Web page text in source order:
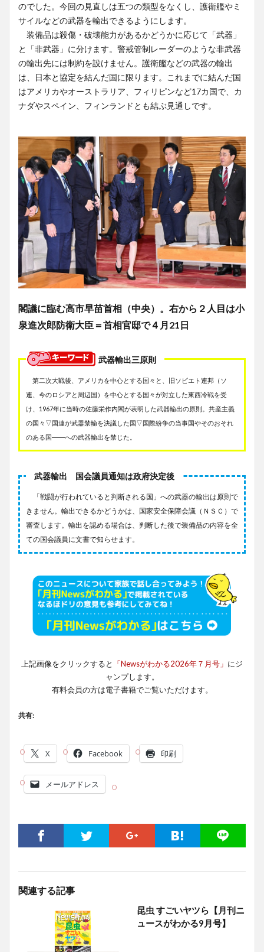
のでした。今回の見直しは五つの類型をなくし、護衛艦やミ
サイルなどの武器を輸出できるようにします。
装備品は殺傷・破壊能力があるかどうかに応じて「武器」
と「非武器」に分けます。警戒管制レーダーのような非武器
の輸出先には制約を設けません。護衛艦などの武器の輸出
は、日本と協定を結んだ国に限ります。これまでに結んだ国
はアメリカやオーストラリア、フィリピンなど17カ国で、カ
ナダやスペイン、フィンランドとも結ぶ見通しです。
閣議に臨む高市早苗首相（中央）。右から２人目は小
泉進次郎防衛大臣＝首相官邸で４月21日
武器輸出三原則
第二次大戦後、アメリカを中心とする国々と、旧ソビエト連邦（ソ
連、今のロシアと周辺国）を中心とする国々が対立した東西冷戦を受
け、1967年に当時の佐藤栄作内閣が表明した武器輸出の原則。共産主義
の国々▽国連が武器禁輸を決議した国▽国際紛争の当事国やそのおそれ
のある国――への武器輸出を禁じた。
武器輸出 国会議員通知は政府決定後
「戦闘が行われていると判断される国」への武器の輸出は原則で
きません。輸出できるかどうかは、国家安全保障会議（ＮＳＣ）で
審査します。輸出を認める場合は、判断した後で装備品の内容を全
ての国会議員に文書で知らせます。
上記画像をクリックすると 「Newsがわかる2026年７月号」 にジ
ャンプします。
有料会員の方は電子書籍でご覧いただけます。
共有:
X Facebook 印刷
メールアドレス
関連する記事
昆虫 すごいヤツら【月刊ニ
ュースがわかる9月号】